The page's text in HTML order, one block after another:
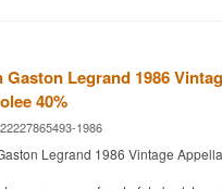
her.
40 %
Gaston Legrand 1986
40%
1986
Legrand 1986 Vintage